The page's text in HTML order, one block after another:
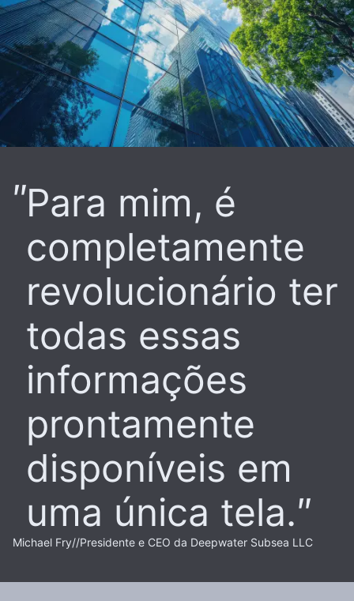
Para mim, é
completamente
revolucionário ter
todas essas
informações
prontamente
disponíveis em
uma única tela.
Michael Fry//Presidente e CEO da Deepwater Subsea LLC